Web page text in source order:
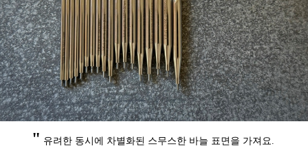
" 유려한 동시에 차별화된 스무스한 바늘 표면을 가져요.